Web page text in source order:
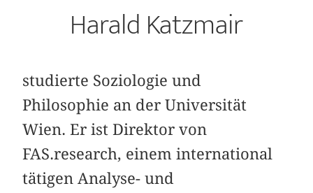
Harald Katzmair
studierte Soziologie und
Philosophie an der Universität
Wien. Er ist Direktor von
FAS.research, einem international
tätigen Analyse- und